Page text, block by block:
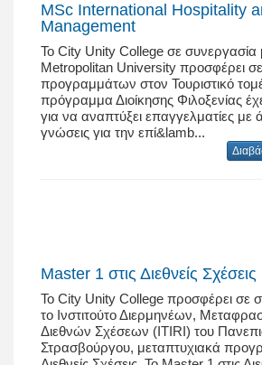
MSc International Hospitality
Management
Το City Unity College σε συνεργασία
Metropolitan University προσφέρει
προγραμμάτων στον Τουριστικό
πρόγραμμα Διοίκησης Φιλοξενίας
για να αναπτύξει επαγγελματίες με
γνώσεις για την επί&lamb...
Master 1 στις Διεθνείς Σχέσεις
Το City Unity College προσφέρει σε
το Ινστιτούτο Διερμηνέων,
Διεθνών Σχέσεων (ITIRI) του
Στρασβούργου, μεταπτυχιακά